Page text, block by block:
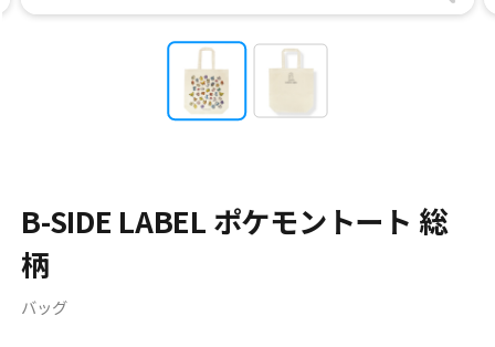
B-SIDE LABEL ポケモントート 総
柄
バッグ